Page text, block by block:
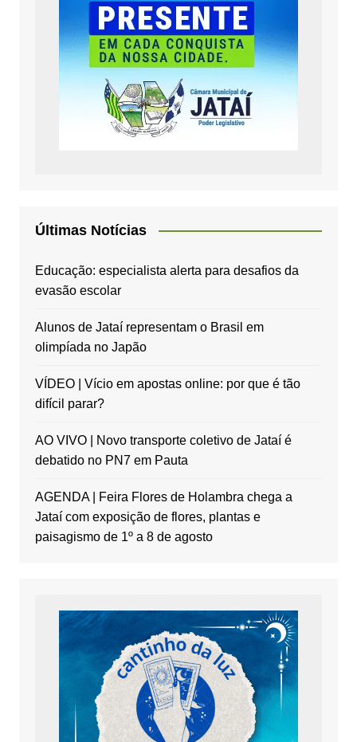
Últimas Notícias
Educação: especialista alerta para desafios da
evasão escolar
Alunos de Jataí representam o Brasil em
olimpíada no Japão
VÍDEO | Vício em apostas online: por que é tão
difícil parar?
AO VIVO | Novo transporte coletivo de Jataí é
debatido no PN7 em Pauta
AGENDA | Feira Flores de Holambra chega a
Jataí com exposição de flores, plantas e
paisagismo de 1º a 8 de agosto